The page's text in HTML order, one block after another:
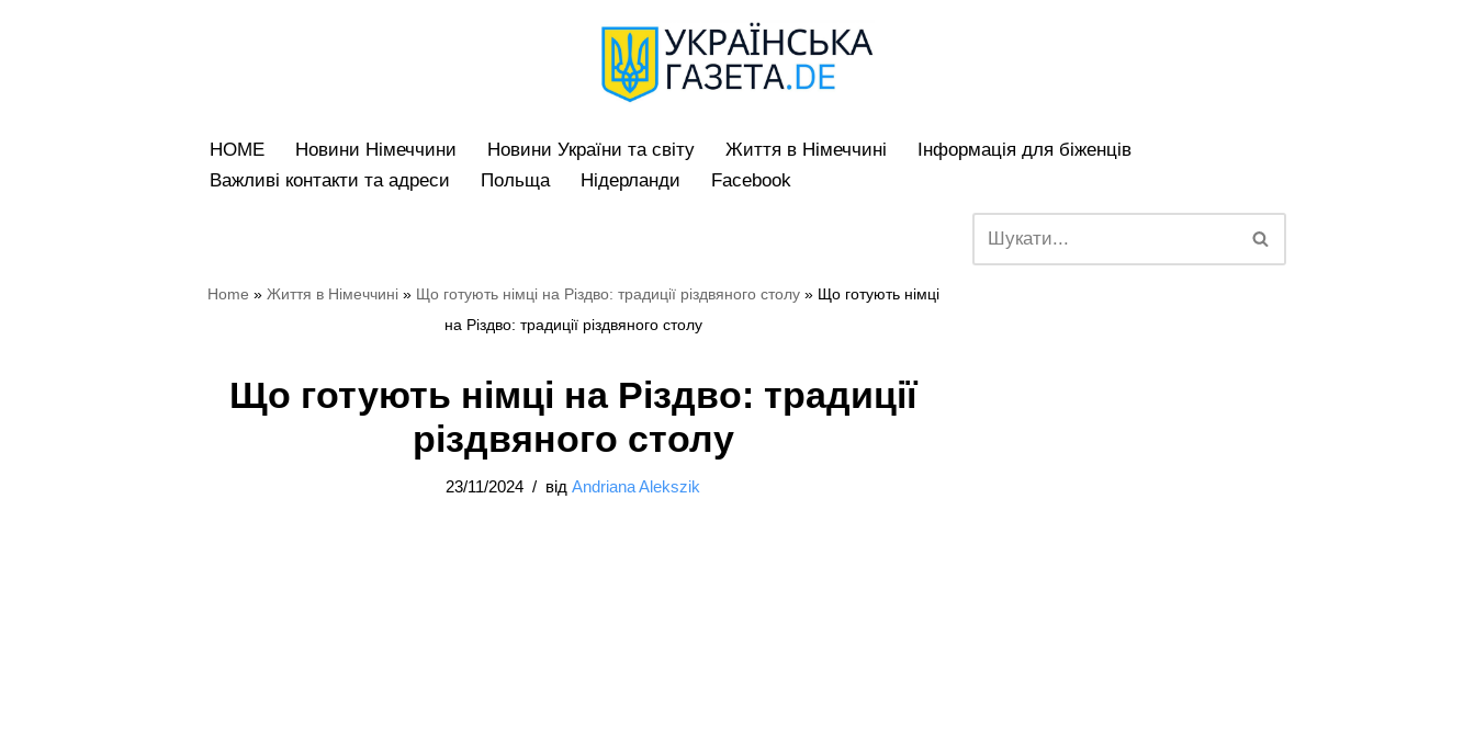
HOME
Новини Німеччини Hовини України та світу Життя в Німеччині
Iнформація для біженців
Bажливі контакти та адреси
Польща Нідерланди Facebook
Home » Життя в Німеччині» Що готують німці на Різдво: традиції різдвяного столу» Що готують німці
на Різдво: традиції різдвяного столу
Що готують німці на Різдво: традиції
різдвяного столу
23/11/2024 від Andriana Alekszik